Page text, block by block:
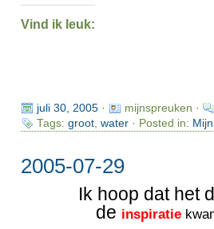
Vind ik leuk:
juli 30, 2005·
mijnspreuken ·
Tags: groot, water· Posted in:
2005-07-29
Ik hoop dat het
de inspiratie